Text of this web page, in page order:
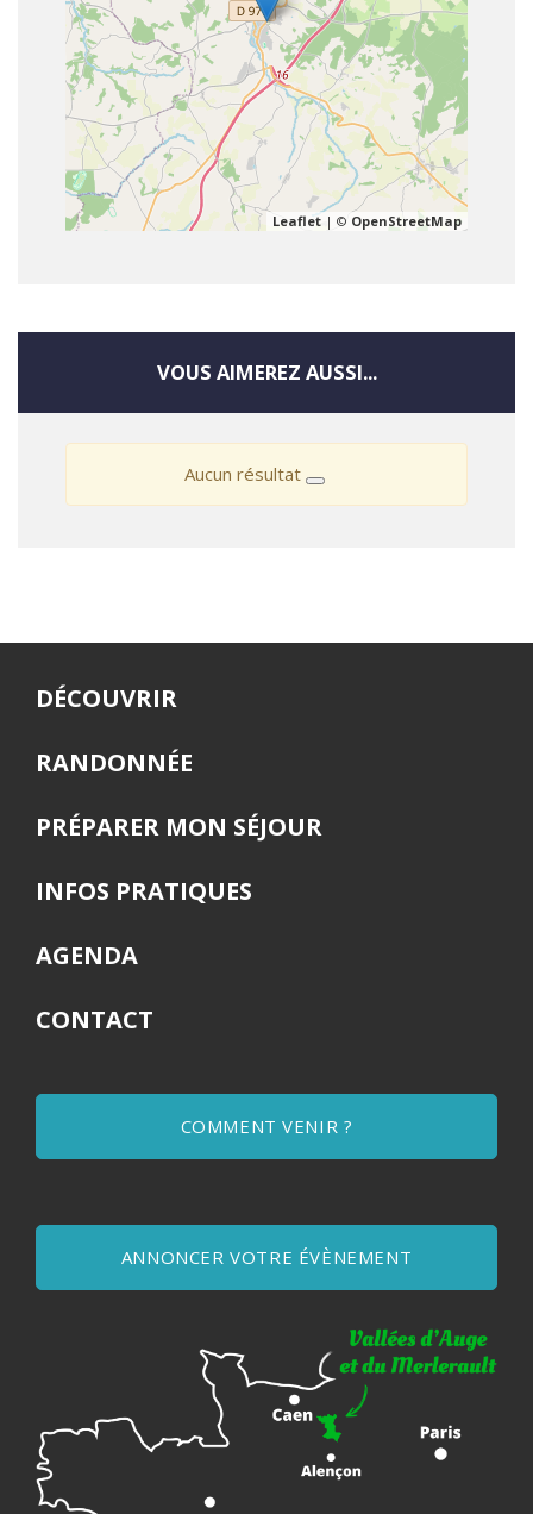
Leaflet | © OpenStreetMap
VOUS AIMEREZ AUSSI...
Aucun résultat
DÉCOUVRIR
RANDONNÉE
PRÉPARER MON SÉJOUR
INFOS PRATIQUES
AGENDA
CONTACT
COMMENT VENIR ?
ANNONCER VOTRE ÉVÈNEMENT